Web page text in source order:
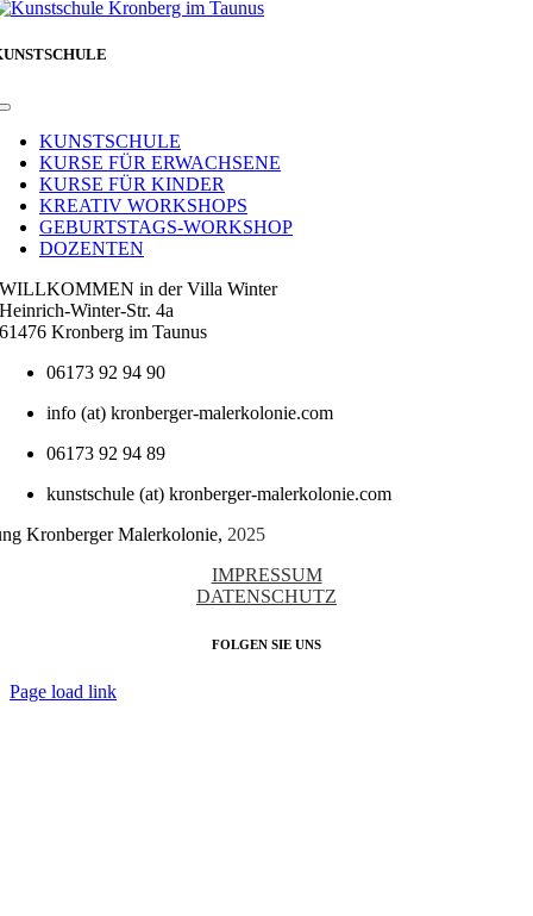
Toggle
NavigationKUNSTSCHULE
KURSE FÜR ERWACHSENE
KURSE FÜR KINDER
KREATIV WORKSHOPS
GEBURTSTAGS-WORKSHOP
DOZENTEN
WILLKOMMEN in der Villa Winter
Heinrich-Winter-Str. 4a
61476 Kronberg im Taunus
06173 92 94 90
info (at) kronberger-malerkolonie.com
06173 92 94 89
kunstschule (at) kronberger-malerkolonie.com
Kronberger Malerkolonie, 2025
IMPRESSUM
DATENSCHUTZ
FOLGEN SIE UNS
Page load link